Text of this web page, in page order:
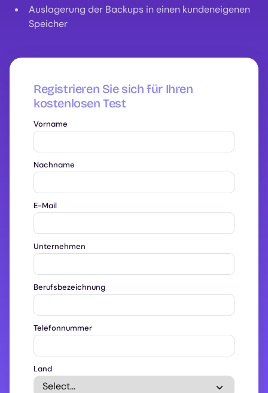
Auslagerung der Backups in einen kundeneigenen
Speicher
Registrieren Sie sich für Ihren
kostenlosen Test
Vorname
Nachname
E-Mail
Unternehmen
Berufsbezeichnung
Telefonnummer
Land